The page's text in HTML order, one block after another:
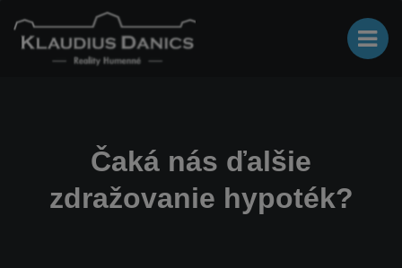
Čaká nás ďalšie
zdražovanie hypoték?